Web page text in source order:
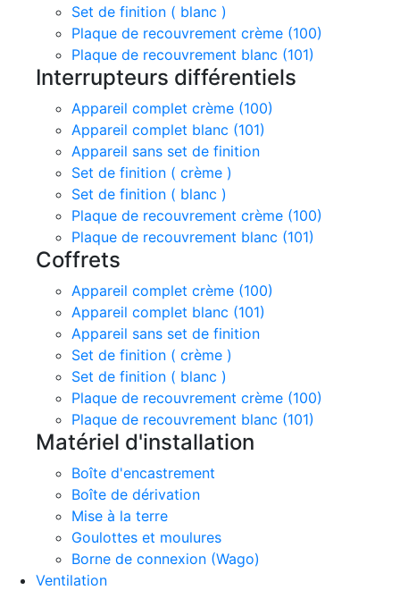
Set de finition ( blanc )
Plaque de recouvrement crème (100)
Plaque de recouvrement blanc (101)
Interrupteurs différentiels
Appareil complet crème (100)
Appareil complet blanc (101)
Appareil sans set de finition
Set de finition ( crème )
Set de finition ( blanc )
Plaque de recouvrement crème (100)
Plaque de recouvrement blanc (101)
Coffrets
Appareil complet crème (100)
Appareil complet blanc (101)
Appareil sans set de finition
Set de finition ( crème )
Set de finition ( blanc )
Plaque de recouvrement crème (100)
Plaque de recouvrement blanc (101)
Matériel d'installation
Boîte d'encastrement
Boîte de dérivation
Mise à la terre
Goulottes et moulures
Borne de connexion (Wago)
Ventilation